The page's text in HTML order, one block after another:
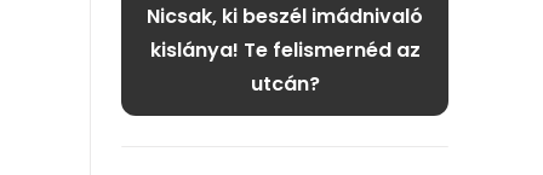
Nicsak, ki beszél imádnivaló
kislánya! Te felismernéd az
utcán?